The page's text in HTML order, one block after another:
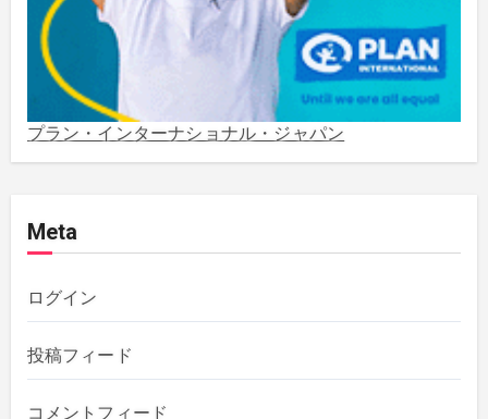
2021年5月 (3)
2021年3月 (1)
2020年11月
2020年10月
2019年12月
2019年11月
プラン・インターナショナル・ジャパン
Meta
ログイン
投稿フィード
コメントフィード